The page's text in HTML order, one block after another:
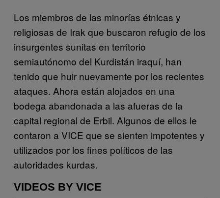
Los miembros de las minorías étnicas y
religiosas de Irak que buscaron refugio de los
insurgentes sunitas en territorio
semiautónomo del Kurdistán iraquí, han
tenido que huir nuevamente por los recientes
ataques. Ahora están alojados en una
bodega abandonada a las afueras de la
capital regional de Erbil. Algunos de ellos le
contaron a VICE que se sienten impotentes y
utilizados por los fines políticos de las
autoridades kurdas.
VIDEOS BY VICE